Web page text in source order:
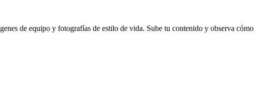
de equipo y fotografías de estilo de vida. Sube tu contenido y observa cómo